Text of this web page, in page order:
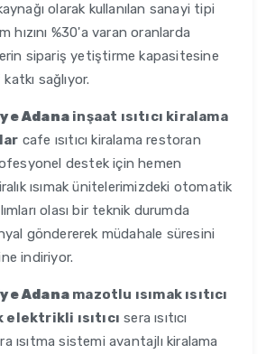
olarak kullanılan sanayi tipi
hızını %30'a varan oranlarda
sipariş yetiştirme kapasitesine
sağlıyor.
Adana inşaat ısıtıcı kiralama
cafe ısıtıcı kiralama restoran
destek için hemen
ısımak ünitelerimizdeki otomatik
olası bir teknik durumda
göndererek müdahale süresini
indiriyor.
Adana mazotlu ısımak ısıtıcı
elektrikli ısıtıcı sera ısıtıcı
ısıtma sistemi avantajlı kiralama